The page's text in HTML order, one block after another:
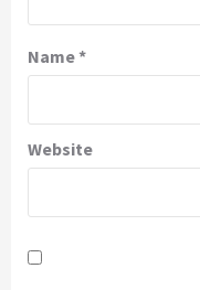
Name*
Website